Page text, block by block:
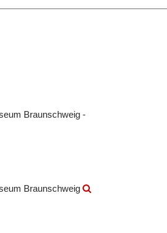
Braunschweig -
Braunschweig